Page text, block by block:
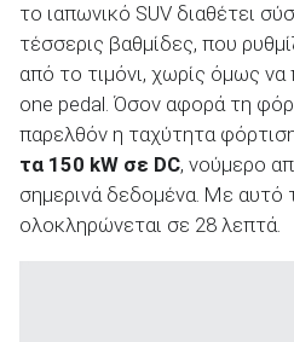
το ιαπωνικό SUV διαθέτει
τέσσερις βαθμίδες, που
από το τιμόνι, χωρίς όμως να
one pedal. Όσον αφορά τη
παρελθόν η ταχύτητα
τα 150 kW σε DC, νούμερο
σημερινά δεδομένα. Με αυτό
ολοκληρώνεται σε 28 λεπτά.